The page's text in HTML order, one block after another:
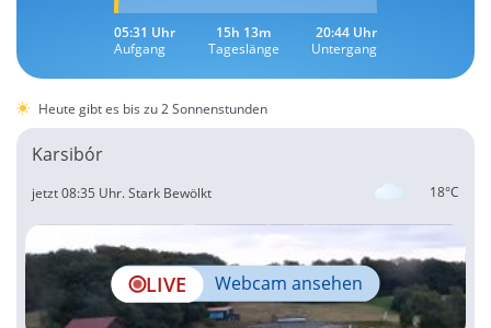
05:31 Uhr
Aufgang
15h 13m
Tageslänge
20:44 Uhr
Untergang
Heute gibt es bis zu 2 Sonnenstunden
Karsibór
18°C
jetzt 08:35 Uhr.Stark Bewölkt
LIVE Webcam ansehen